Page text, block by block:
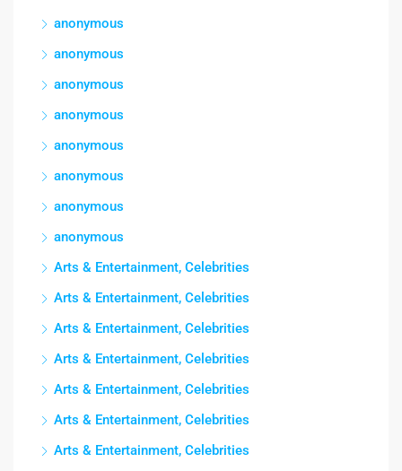
anonymous
anonymous
anonymous
anonymous
anonymous
anonymous
anonymous
anonymous
Arts & Entertainment, Celebrities
Arts & Entertainment, Celebrities
Arts & Entertainment, Celebrities
Arts & Entertainment, Celebrities
Arts & Entertainment, Celebrities
Arts & Entertainment, Celebrities
Arts & Entertainment, Celebrities